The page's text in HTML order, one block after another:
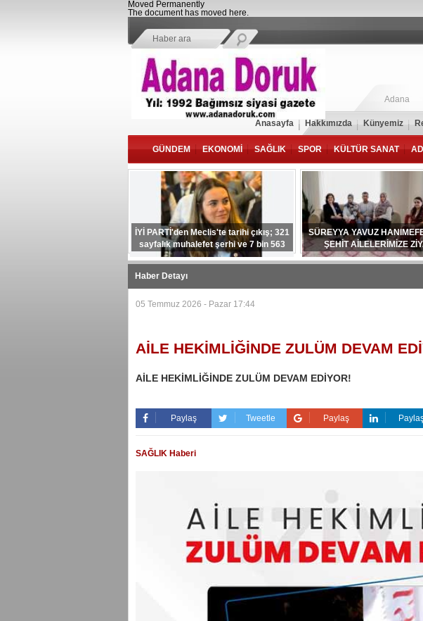
Moved Permanently
The document has moved here.
Adana
Anasayfa Hakkımızda Künyemiz
GÜNDEM EKONOMİ SAĞLIK SPOR KÜLTÜR SANAT
İYİ PARTİ'den Meclis'te tarihi çıkış; 321
sayfalık muhalefet şerhi ve 7 bin 563
şehidin adı kayıtlarda
SÜREYYA YAVUZ
ŞEHİT AİLELERİMİZE
Haber Detayı
05 Temmuz 2026 - Pazar 17:44
AİLE HEKİMLİĞİNDE ZULÜM DEVAM
AİLE HEKİMLİĞİNDE ZULÜM DEVAM EDİYOR!
Paylaş Tweetle Paylaş
SAĞLIK Haberi